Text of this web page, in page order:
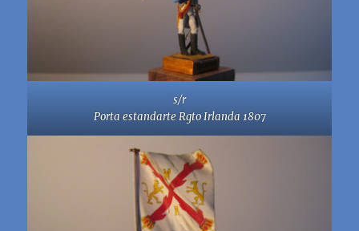
s/r
Porta estandarte Rgto Irlanda 1807